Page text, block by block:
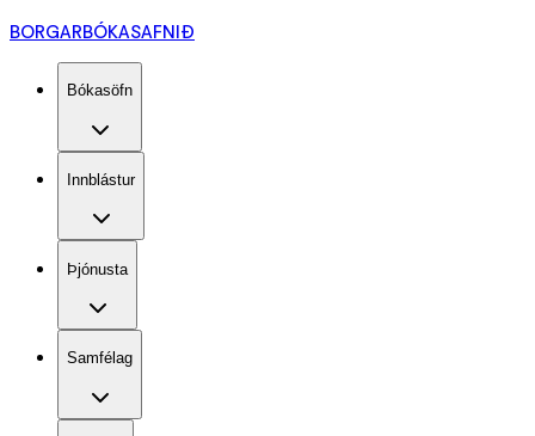
BORGARBÓKASAFNIÐ
Bókasöfn
Innblástur
Þjónusta
Samfélag